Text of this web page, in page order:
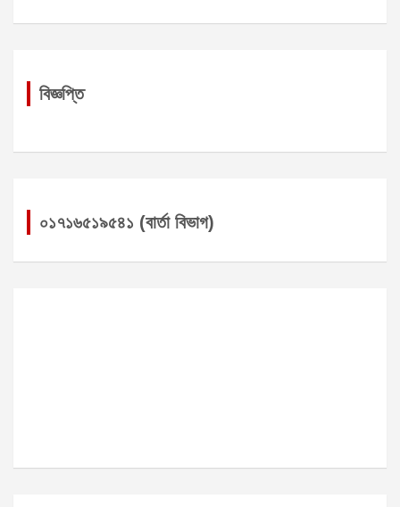
বিজ্ঞপ্তি
০১৭১৬৫১৯৫৪১ (বার্তা বিভাগ)